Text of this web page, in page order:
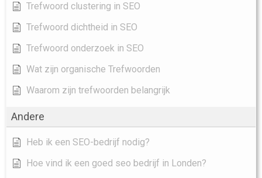
Trefwoord clustering in SEO
Trefwoord dichtheid in SEO
Trefwoord onderzoek in SEO
Wat zijn organische Trefwoorden
Waarom zijn trefwoorden belangrijk
Andere
Heb ik een SEO-bedrijf nodig?
Hoe vind ik een goed seo bedrijf in Londen?